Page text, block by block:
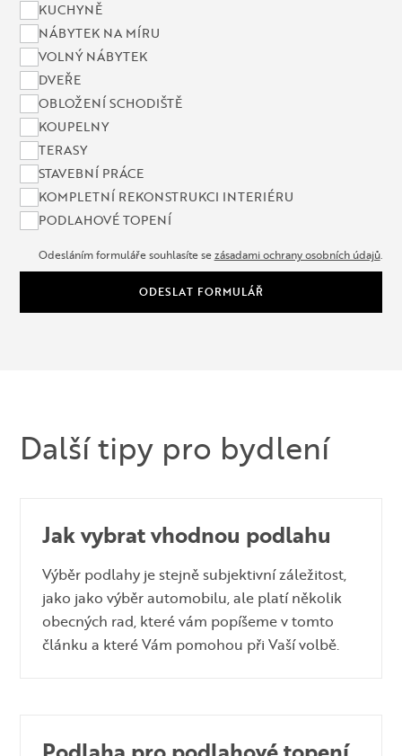
KUCHYNĚ
NÁBYTEK NA MÍRU
VOLNÝ NÁBYTEK
DVEŘE
OBLOŽENÍ SCHODIŠTĚ
KOUPELNY
TERASY
STAVEBNÍ PRÁCE
KOMPLETNÍ REKONSTRUKCI INTERIÉRU
PODLAHOVÉ TOPENÍ
Odesláním formuláře souhlasíte sezásadami ochrany osobních údajů.
ODESLAT FORMULÁŘ
Další tipy pro bydlení
Jak vybrat vhodnou podlahu
Výběr podlahy je stejně subjektivní záležitost,
jako jako výběr automobilu, ale platí několik
obecných rad, které vám popíšeme v tomto
článku a které Vám pomohou při Vaší volbě.